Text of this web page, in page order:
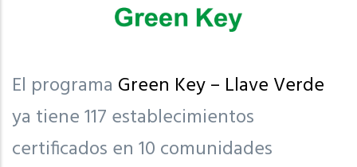
El programa Green Key – Llave Verde
ya tiene 117 establecimientos
certificados en 10 comunidades